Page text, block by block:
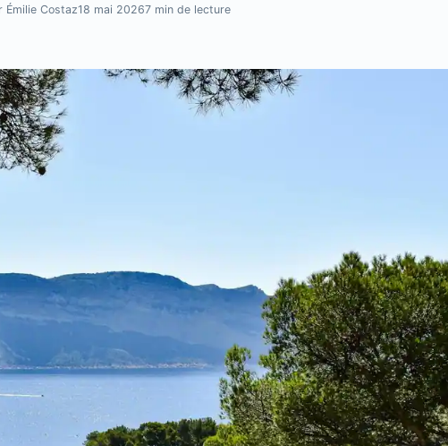
Émilie Costaz18 mai 20267 min de lecture